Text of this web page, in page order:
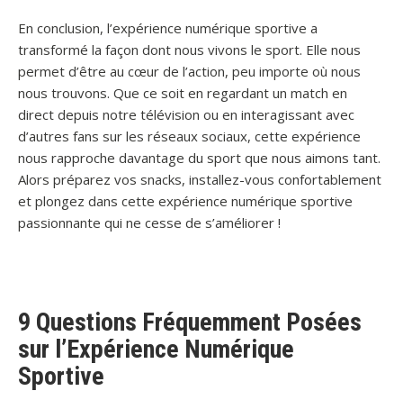
En conclusion, l’expérience numérique sportive a
transformé la façon dont nous vivons le sport. Elle nous
permet d’être au cœur de l’action, peu importe où nous
nous trouvons. Que ce soit en regardant un match en
direct depuis notre télévision ou en interagissant avec
d’autres fans sur les réseaux sociaux, cette expérience
nous rapproche davantage du sport que nous aimons tant.
Alors préparez vos snacks, installez-vous confortablement
et plongez dans cette expérience numérique sportive
passionnante qui ne cesse de s’améliorer !
9 Questions Fréquemment Posées
sur l’Expérience Numérique
Sportive